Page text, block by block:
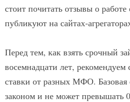
стоит почитать отзывы о
публикуют на сайтах-
Перед тем, как взять срочный
восемнадцати лет,
ставки от разных МФО. Базовая
законом и не может превышать